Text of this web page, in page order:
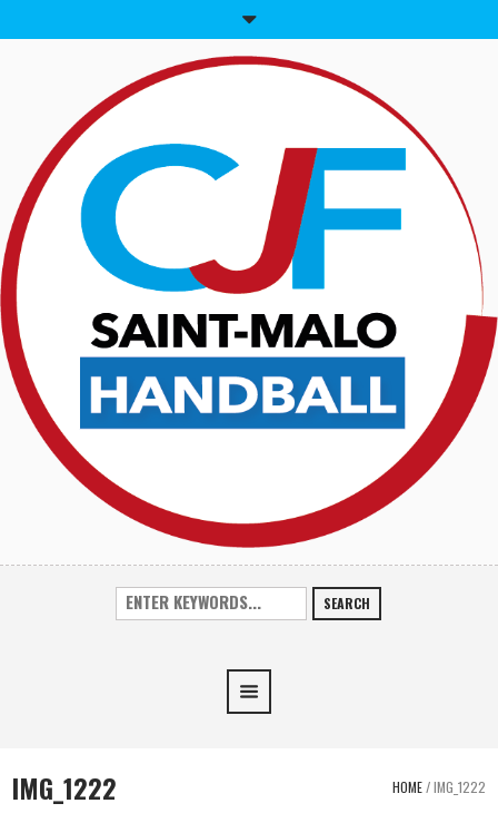
SEARCH
IMG_1222 HOME/IMG_1222